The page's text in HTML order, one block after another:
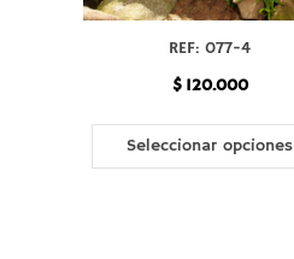
REF: 077-4
$120.000
Seleccionar opciones